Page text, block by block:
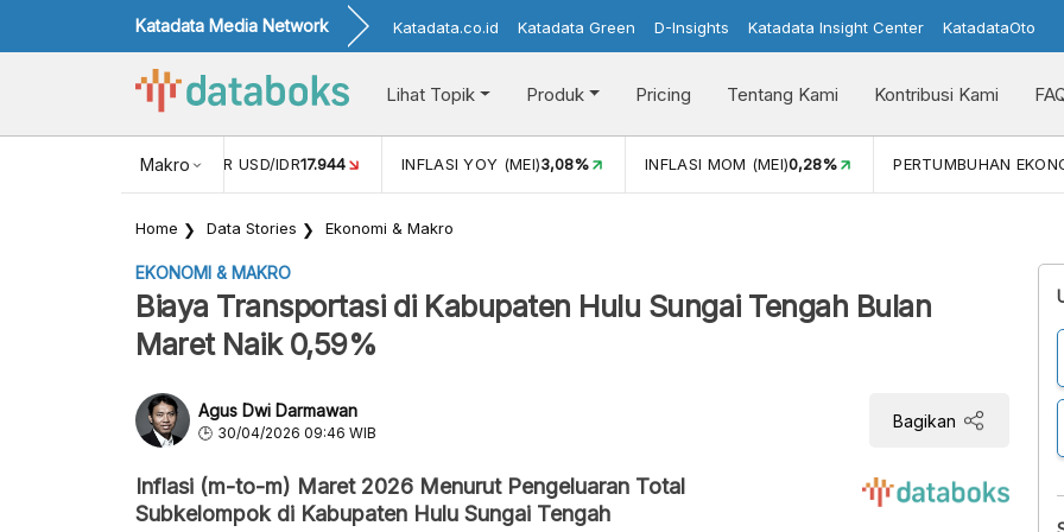
Katadata Media Network Katadata.co.id Katadata Green D-Insights Katadata Insight Center KatadataOto
Lihat Topik Produk Pricing Tentang Kami Kontribusi Kami
Makro
NILAI TUKAR USD/IDR17.944 INFLASI YOY (MEI)3,08% INFLASI MOM (MEI)0,28% PERTUMBUHAN
Home Data Stories Ekonomi & Makro
EKONOMI & MAKRO
Biaya Transportasi di Kabupaten Hulu Sungai Tengah Bulan
Maret Naik 0,59%
Agus Dwi Darmawan
30/04/2026 09:46 WIB
Bagikan
Inflasi (m-to-m) Maret 2026 Menurut Pengeluaran Total
Subkelompok di Kabupaten Hulu Sungai Tengah